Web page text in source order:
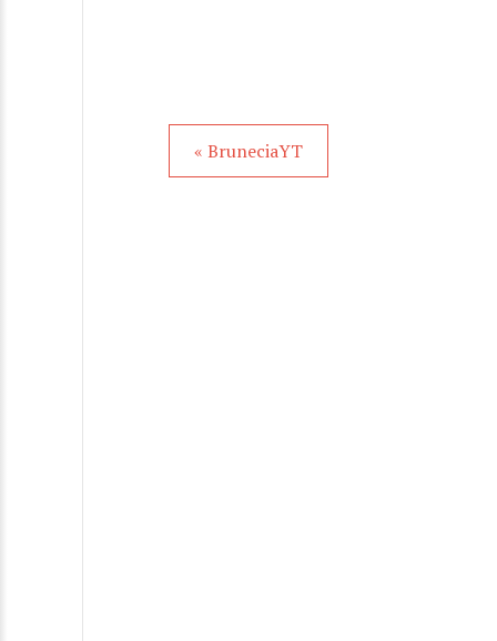
« BruneciaYT